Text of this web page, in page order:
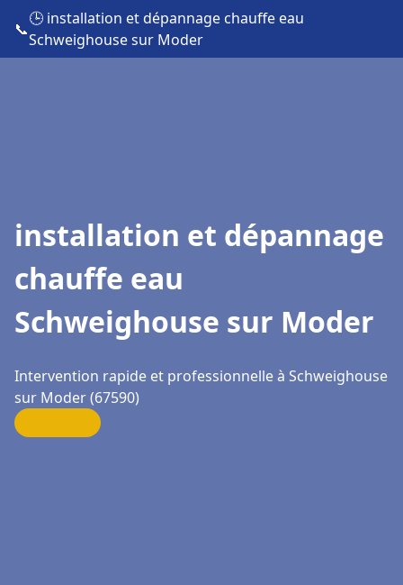
📞
🕒 installation et dépannage chauffe eau
Schweighouse sur Moder
installation et dépannage
chauffe eau
Schweighouse sur Moder
Intervention rapide et professionnelle à Schweighouse
sur Moder (67590)